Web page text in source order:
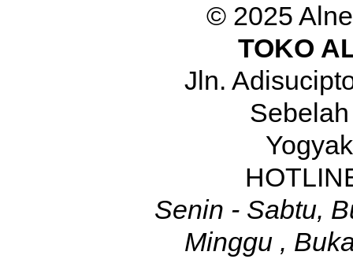
© 2025
TOKO
Jln.
Senin - Sabtu,
Minggu ,